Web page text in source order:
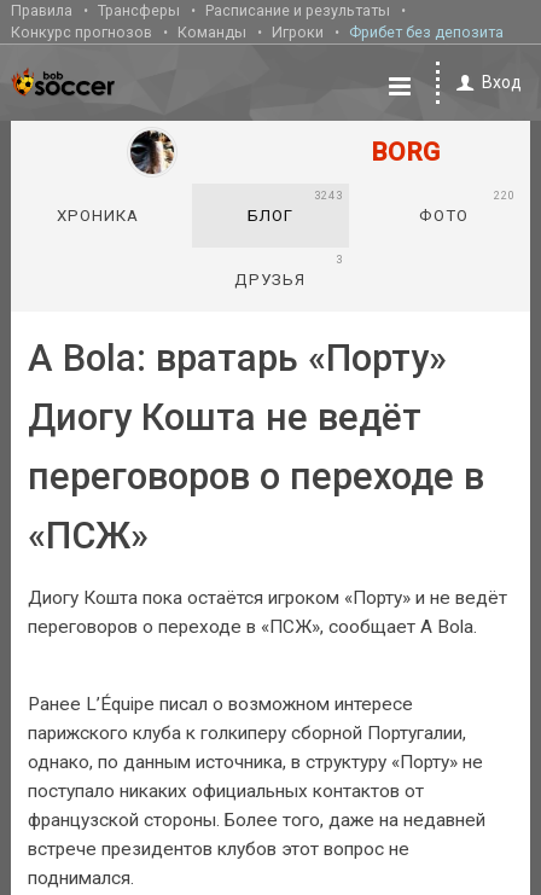
Правила Трансферы
Расписание и результаты
Конкурс прогнозов
Команды Игроки Фрибет без депозита
Вход
BORG
ХРОНИКА БЛОГ
3243
ФОТО
220
ДРУЗЬЯ
3
A Bola: вратарь «Порту»
Диогу Кошта не ведёт
переговоров о переходе в
«ПСЖ»
Диогу Кошта пока остаётся игроком «Порту» и не ведёт
переговоров о переходе в «ПСЖ», сообщает A Bola.
Ранее L’Équipe писал о возможном интересе
парижского клуба к голкиперу сборной Португалии,
однако, по данным источника, в структуру «Порту» не
поступало никаких официальных контактов от
французской стороны. Более того, даже на недавней
встрече президентов клубов этот вопрос не
поднимался.